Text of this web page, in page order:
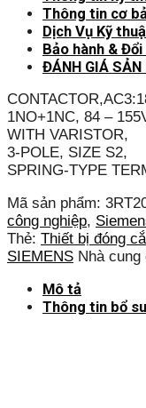
Thông tin cơ
Dịch Vụ Kỹ
Bảo hành &
ĐÁNH GIÁ SẢN
1NO+1NC, 84 –
WITH VARISTOR,
3-POLE, SIZE S2,
SPRING-TYPE
Mã sản phẩm:
công nghiệp,
Thẻ: Thiết bị đóng
SIEMENS Nhà cung
Mô tả
Thông tin bổ